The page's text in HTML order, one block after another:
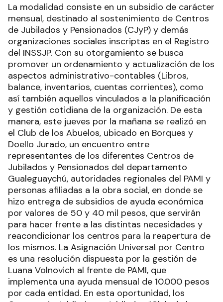
La modalidad consiste en un subsidio de carácter
mensual, destinado al sostenimiento de Centros
de Jubilados y Pensionados (CJyP) y demás
organizaciones sociales inscriptas en el Registro
del INSSJP. Con su otorgamiento se busca
promover un ordenamiento y actualización de los
aspectos administrativo-contables (Libros,
balance, inventarios, cuentas corrientes), como
así también aquellos vinculados a la planificación
y gestión cotidiana de la organización. De esta
manera, este jueves por la mañana se realizó en
el Club de los Abuelos, ubicado en Borques y
Doello Jurado, un encuentro entre
representantes de los diferentes Centros de
Jubilados y Pensionados del departamento
Gualeguaychú, autoridades regionales del PAMI y
personas afiliadas a la obra social, en donde se
hizo entrega de subsidios de ayuda económica
por valores de 50 y 40 mil pesos, que servirán
para hacer frente a las distintas necesidades y
reacondicionar los centros para la reapertura de
los mismos. La Asignación Universal por Centro
es una resolución dispuesta por la gestión de
Luana Volnovich al frente de PAMI, que
implementa una ayuda mensual de 10.000 pesos
por cada entidad. En esta oportunidad, los